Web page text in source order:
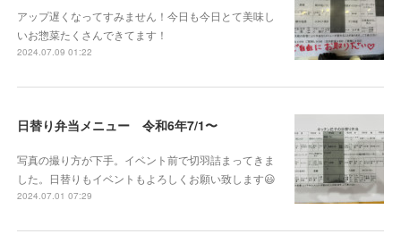
アップ遅くなってすみません！今日も今日とて美味し
いお惣菜たくさんできてます！
2024.07.09 01:22
日替り弁当メニュー 令和6年7/1〜
写真の撮り方が下手。イベント前で切羽詰まってきま
した。日替りもイベントもよろしくお願い致します😃
2024.07.01 07:29